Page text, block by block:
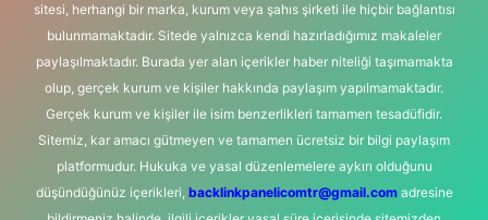
sitesi, herhangi bir marka, kurum veya şahıs şirketi ile hiçbir bağlantısı
bulunmamaktadır. Sitede yalnızca kendi hazırladığımız makaleler
paylaşılmaktadır. Burada yer alan içerikler haber niteliği taşımamakta
olup, gerçek kurum ve kişiler hakkında paylaşım yapılmamaktadır.
Gerçek kurum ve kişiler ile isim benzerlikleri tamamen tesadüfidir.
Sitemiz, kar amacı gütmeyen ve tamamen ücretsiz bir bilgi paylaşım
platformudur. Hukuka ve yasal düzenlemelere aykırı olduğunu
düşündüğünüz içerikleri, backlinkpanelicomtr@gmail.comadresine